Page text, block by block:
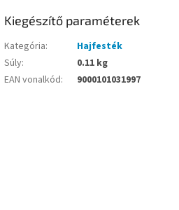
Kiegészítő paraméterek
Kategória:
Hajfesték
Súly:
0.11 kg
EAN vonalkód: 9000101031997